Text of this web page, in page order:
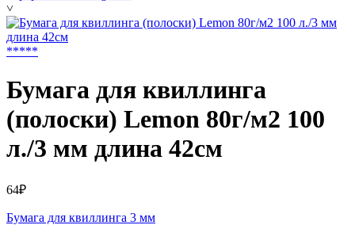
˅
*****
Бумага для квиллинга
(полоски) Lemon 80г/м2 100
л./3 мм длина 42см
64₽
Бумага для квиллинга 3 мм